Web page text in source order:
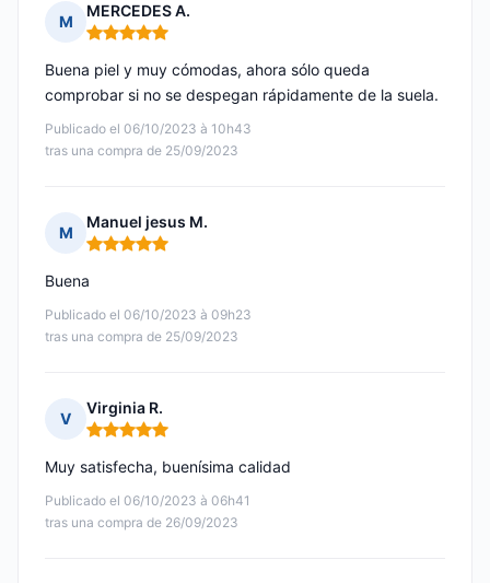
M
MERCEDES A.
Nota: 5 de 5
Publicado el 06/10/2023 à 10h43
tras una compra de 25/09/2023
Buena piel y muy cómodas, ahora sólo queda
comprobar si no se despegan rápidamente de la suela.
M
Manuel jesus M.
Nota: 5 de 5
Publicado el 06/10/2023 à 09h23
tras una compra de 25/09/2023
Buena
V
Virginia R.
Nota: 5 de 5
Publicado el 06/10/2023 à 06h41
tras una compra de 26/09/2023
Muy satisfecha, buenísima calidad